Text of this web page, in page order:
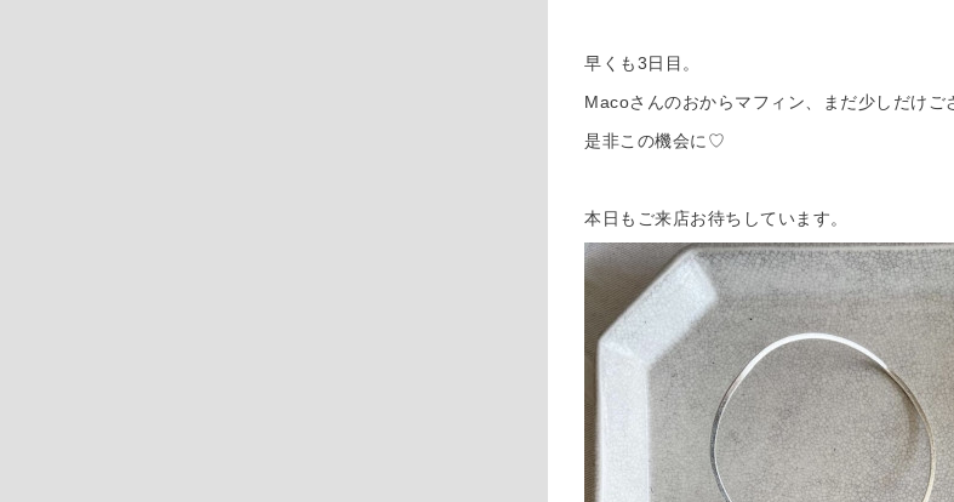
早くも3日目。
Macoさんのおからマフィン、まだ少しだけご
是非この機会に♡
本日もご来店お待ちしています。